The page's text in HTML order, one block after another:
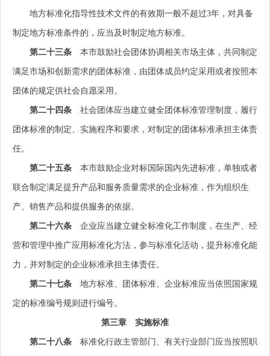
地方标准化指导性技术文件的有效期一般不超过3年，对具备
制定地方标准条件的，应当及时制定地方标准。
第二十三条 本市鼓励社会团体协调相关市场主体，共同制定
满足市场和创新需求的团体标准，由团体成员约定采用或者按照本
团体的规定供社会自愿采用。
第二十四条 社会团体应当建立健全团体标准管理制度，履行
团体标准的制定、实施程序和要求，对制定的团体标准承担主体责
任。
第二十五条 本市鼓励企业对标国际国内先进标准，单独或者
联合制定满足提升产品和服务质量需求的企业标准，作为组织生
产、销售产品和提供服务的依据。
第二十六条 企业应当建立健全标准化工作制度，在生产、经
营和管理中推广应用标准化方法，参与标准化活动，提升标准化能
力，并对制定的企业标准承担主体责任。
第二十七条 地方标准、团体标准、企业标准应当依照国家规
定的标准编号规则进行编号。
第三章 实施标准
第二十八条 标准化行政主管部门、有关行业部门应当按照职